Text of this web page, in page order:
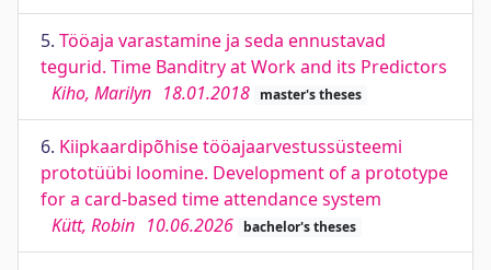
5. Tööaja varastamine ja seda ennustavad
tegurid. Time Banditry at Work and its Predictors
Kiho, Marilyn 18.01.2018 master's theses
6. Kiipkaardipõhise tööajaarvestussüsteemi
prototüübi loomine. Development of a prototype
for a card-based time attendance system
Kütt, Robin 10.06.2026 bachelor's theses